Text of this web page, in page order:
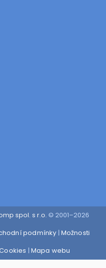
spol. s r.o. © 2001–2026
podmínky | Možnosti
| Mapa webu